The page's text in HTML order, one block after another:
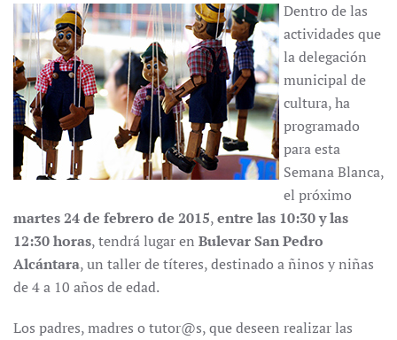
Dentro de las
actividades que
la delegación
municipal de
cultura, ha
programado
para esta
Semana Blanca,
el próximo
martes 24 de febrero de 2015,entre las 10:30 y las
12:30 horas, tendrá lugar en Bulevar San Pedro
Alcántara, un taller de títeres, destinado a ñinos y niñas
de 4 a 10 años de edad.
Los padres, madres o tutor@s, que deseen realizar las